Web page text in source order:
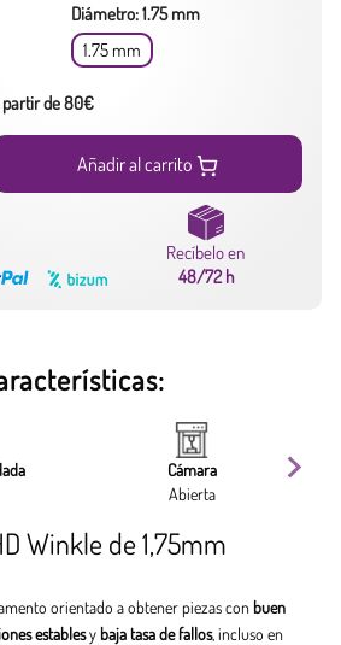
Diámetro: 1.75 mm
1.75 mm
de 80€
Añadir al carrito
Recíbelo en
48/72 h
Cámara
Abierta
Winkle de 1,75mm
orientado a obtener piezas conbuen
establesybaja tasa de fallos, incluso en